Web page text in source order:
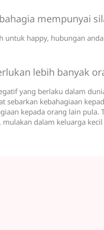
mempunyai
untuk happy, hubungan
lebih banyak
yang berlaku dalam
sebarkan kebahagiaan
kepada orang lain
mulakan dalam keluarga